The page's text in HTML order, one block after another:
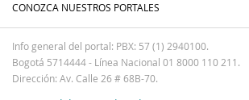
CONOZCA NUESTROS PORTALES
Info general del portal: PBX: 57 (1) 2940100.
Bogotá 5714444 - Línea Nacional 01 8000 110 211.
Dirección: Av. Calle 26 # 68B-70.